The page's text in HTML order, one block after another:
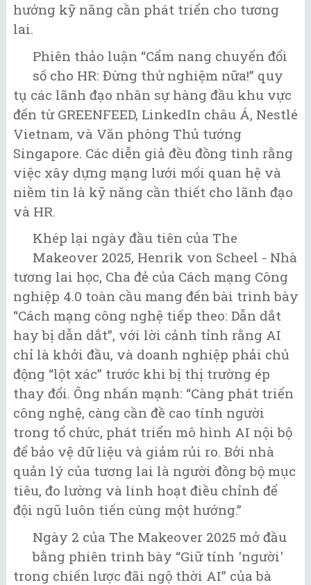
hướng kỹ năng cần phát triển cho tương
lai.
Phiên thảo luận “Cẩm nang chuyển đổi
số cho HR: Đừng thử nghiệm nữa!” quy
tụ các lãnh đạo nhân sự hàng đầu khu vực
đến từ GREENFEED, LinkedIn châu Á, Nestlé
Vietnam, và Văn phòng Thủ tướng
Singapore. Các diễn giả đều đồng tình rằng
việc xây dựng mạng lưới mối quan hệ và
niềm tin là kỹ năng cần thiết cho lãnh đạo
và HR.
Khép lại ngày đầu tiên của The
Makeover 2025, Henrik von Scheel - Nhà
tương lai học, Cha đẻ của Cách mạng Công
nghiệp 4.0 toàn cầu mang đến bài trình bày
“Cách mạng công nghệ tiếp theo: Dẫn dắt
hay bị dẫn dắt”, với lời cảnh tỉnh rằng AI
chỉ là khởi đầu, và doanh nghiệp phải chủ
động “lột xác” trước khi bị thị trường ép
thay đổi. Ông nhấn mạnh: “Càng phát triển
công nghệ, càng cần đề cao tính người
trong tổ chức, phát triển mô hình AI nội bộ
để bảo vệ dữ liệu và giảm rủi ro. Bởi nhà
quản lý của tương lai là người đồng bộ mục
tiêu, đo lường và linh hoạt điều chỉnh để
đội ngũ luôn tiến cùng một hướng.”
Ngày 2 của The Makeover 2025 mở đầu
bằng phiên trình bày “Giữ tính 'người'
trong chiến lược đãi ngộ thời AI” của bà